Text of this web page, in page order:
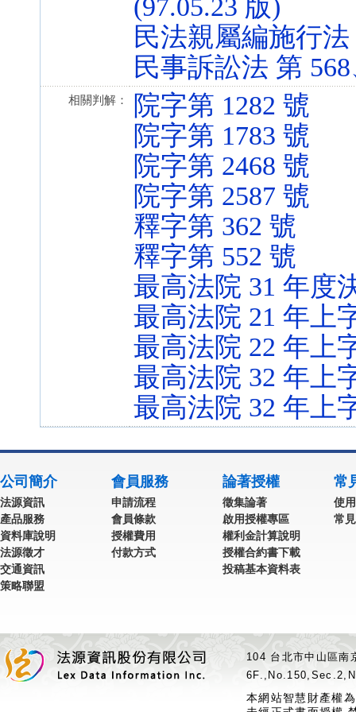
(97.05.23 版)
民法親屬編施行法
民事訴訟法 第
相關判解：
院字第 1282 號
院字第 1783 號
院字第 2468 號
院字第 2587 號
釋字第 362 號
釋字第 552 號
最高法院 31 年度
最高法院 21 年上
最高法院 22 年上
最高法院 32 年上
最高法院 32 年上
公司簡介
法源資訊
產品服務
資料庫說明
法源徵才
交通資訊
策略聯盟
會員服務
申請流程
會員條款
授權費用
付款方式
論著授權
徵集論著
啟用授權專區
權利金計算說明
授權合約書下載
投稿基本資料表
常
使
常
104 台北市中山區
本網站智慧財產權